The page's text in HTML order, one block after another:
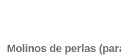
Molinos de perlas